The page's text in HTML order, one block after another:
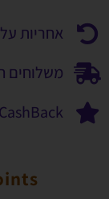
אחריות
משלוחים
CashBack - צוברים נק' בכל קנייה